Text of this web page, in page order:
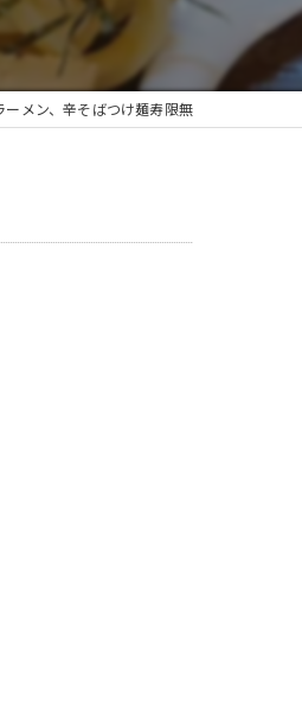
メン、辛そばつけ麺寿限無